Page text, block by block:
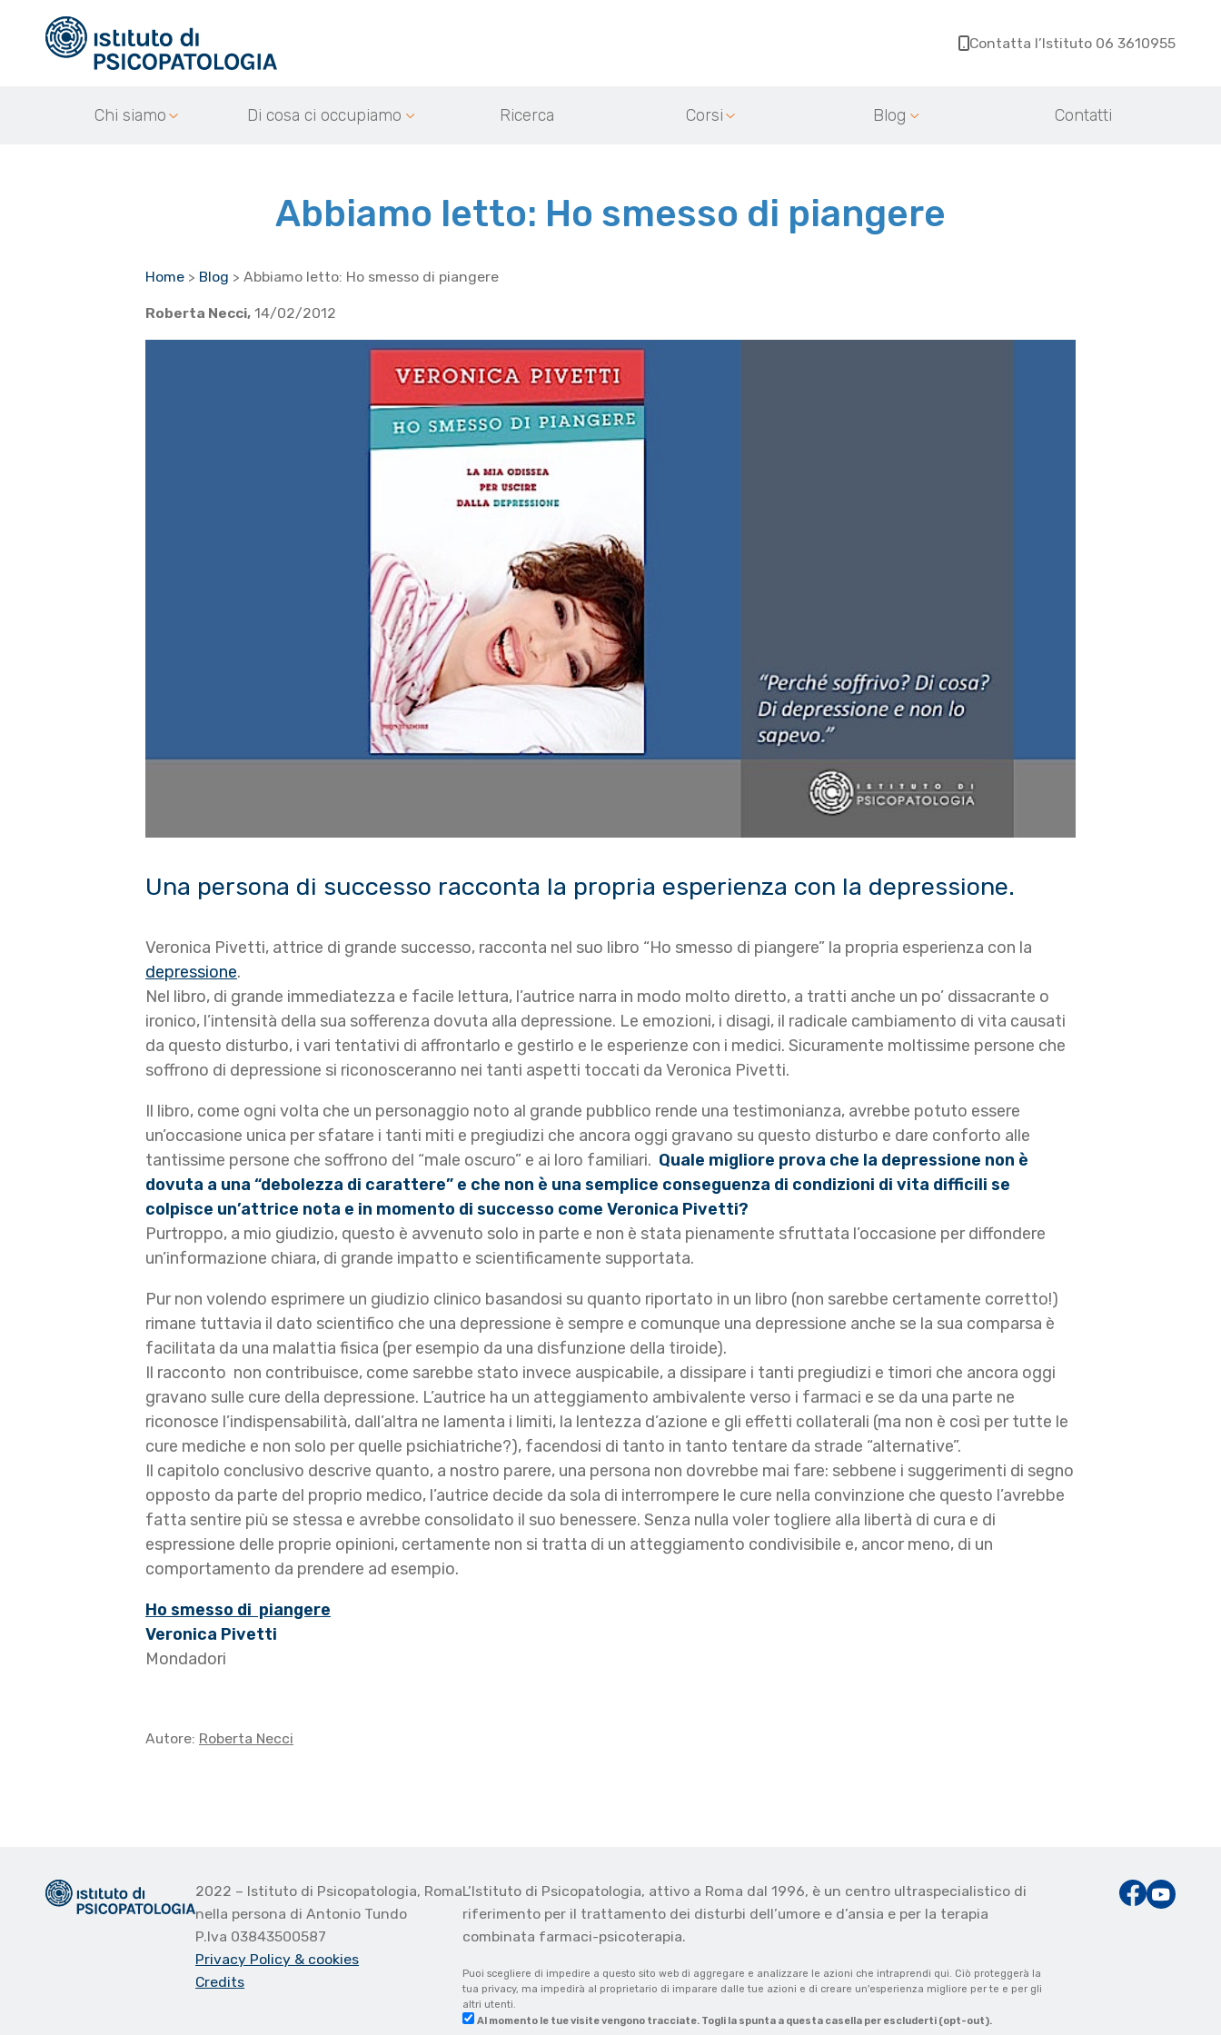
Contatta l’Istituto 06 3610955
Chi siamo Di cosa ci occupiamo Ricerca Corsi Blog Contatti
Abbiamo letto: Ho smesso di piangere
Home > Blog > Abbiamo letto: Ho smesso di piangere
Roberta Necci, 14/02/2012
Una persona di successo racconta la propria esperienza con la depressione.
Veronica Pivetti, attrice di grande successo, racconta nel suo libro “Ho smesso di piangere” la propria esperienza con la
depressione.
Nel libro, di grande immediatezza e facile lettura, l’autrice narra in modo molto diretto, a tratti anche un po’ dissacrante o
ironico, l’intensità della sua sofferenza dovuta alla depressione. Le emozioni, i disagi, il radicale cambiamento di vita causati
da questo disturbo, i vari tentativi di affrontarlo e gestirlo e le esperienze con i medici. Sicuramente moltissime persone che
soffrono di depressione si riconosceranno nei tanti aspetti toccati da Veronica Pivetti.
Il libro, come ogni volta che un personaggio noto al grande pubblico rende una testimonianza, avrebbe potuto essere
un’occasione unica per sfatare i tanti miti e pregiudizi che ancora oggi gravano su questo disturbo e dare conforto alle
tantissime persone che soffrono del “male oscuro” e ai loro familiari. Quale migliore prova che la depressione non è
dovuta a una “debolezza di carattere” e che non è una semplice conseguenza di condizioni di vita difficili se
colpisce un’attrice nota e in momento di successo come Veronica Pivetti?
Purtroppo, a mio giudizio, questo è avvenuto solo in parte e non è stata pienamente sfruttata l’occasione per diffondere
un’informazione chiara, di grande impatto e scientificamente supportata.
Pur non volendo esprimere un giudizio clinico basandosi su quanto riportato in un libro (non sarebbe certamente corretto!)
rimane tuttavia il dato scientifico che una depressione è sempre e comunque una depressione anche se la sua comparsa è
facilitata da una malattia fisica (per esempio da una disfunzione della tiroide).
Il racconto non contribuisce, come sarebbe stato invece auspicabile, a dissipare i tanti pregiudizi e timori che ancora oggi
gravano sulle cure della depressione. L’autrice ha un atteggiamento ambivalente verso i farmaci e se da una parte ne
riconosce l’indispensabilità, dall’altra ne lamenta i limiti, la lentezza d’azione e gli effetti collaterali (ma non è così per tutte le
cure mediche e non solo per quelle psichiatriche?), facendosi di tanto in tanto tentare da strade “alternative”.
Il capitolo conclusivo descrive quanto, a nostro parere, una persona non dovrebbe mai fare: sebbene i suggerimenti di segno
opposto da parte del proprio medico, l’autrice decide da sola di interrompere le cure nella convinzione che questo l’avrebbe
fatta sentire più se stessa e avrebbe consolidato il suo benessere. Senza nulla voler togliere alla libertà di cura e di
espressione delle proprie opinioni, certamente non si tratta di un atteggiamento condivisibile e, ancor meno, di un
comportamento da prendere ad esempio.
Ho smesso di piangere
Veronica Pivetti
Mondadori
Autore: Roberta Necci
2022 – Istituto di Psicopatologia, Roma
nella persona di Antonio Tundo
P.Iva 03843500587
Privacy Policy & cookies
Credits
L’Istituto di Psicopatologia, attivo a Roma dal 1996, è un centro ultraspecialistico di
riferimento per il trattamento dei disturbi dell’umore e d’ansia e per la terapia
combinata farmaci-psicoterapia.
Puoi scegliere di impedire a questo sito web di aggregare e analizzare le azioni che intraprendi qui. Ciò proteggerà la
tua privacy, ma impedirà al proprietario di imparare dalle tue azioni e di creare un'esperienza migliore per te e per gli
altri utenti.
Al momento le tue visite vengono tracciate. Togli la spunta a questa casella per escluderti (opt-out).